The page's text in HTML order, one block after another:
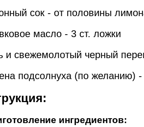
сок - от половины
масло - 3 ст. ложки
и свежемолотый черный
подсолнуха (по желанию) -
ингредиентов: